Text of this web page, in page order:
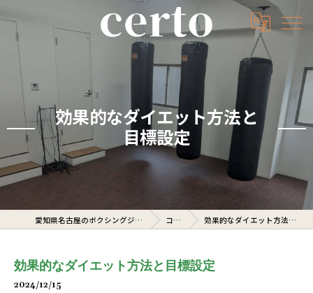
効果的なダイエット方法と
目標設定
愛知県名古屋のボクシングジムならcerto コラム 効果的なダイエット方法と目標設定
効果的なダイエット方法と目標設定
2024/12/15